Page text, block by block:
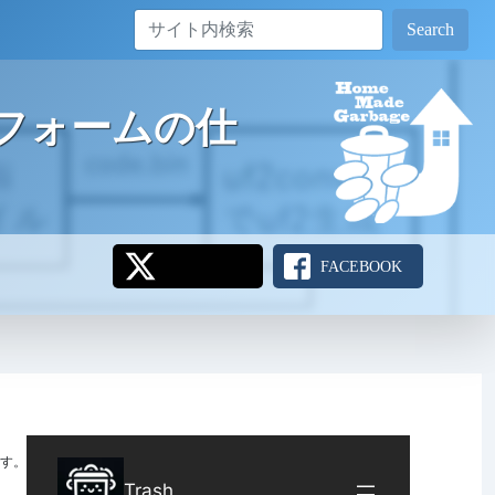
Search
ォームの仕
FACEBOOK
。